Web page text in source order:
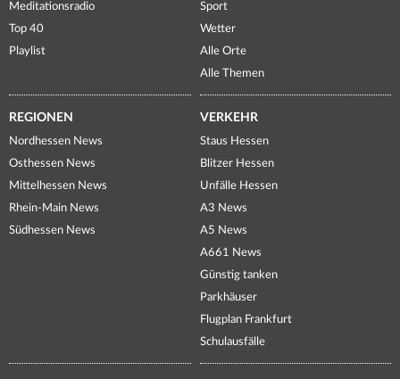
Meditationsradio
Top 40
Playlist
Sport
Wetter
Alle Orte
Alle Themen
REGIONEN
Nordhessen News
Osthessen News
Mittelhessen News
Rhein-Main News
Südhessen News
VERKEHR
Staus Hessen
Blitzer Hessen
Unfälle Hessen
A3 News
A5 News
A661 News
Günstig tanken
Parkhäuser
Flugplan Frankfurt
Schulausfälle